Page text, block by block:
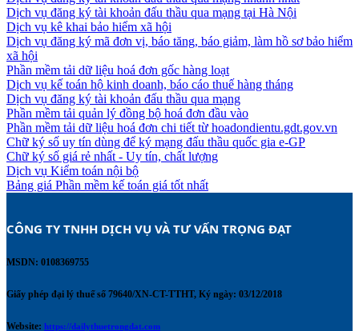
Dịch vụ đăng ký tài khoản đấu thầu qua mạng tại Hà Nội
Dịch vụ kê khai bảo hiểm xã hội
Dịch vụ đăng ký mã đơn vị, báo tăng, báo giảm, làm hồ sơ bảo hiểm
xã hội
Phần mềm tải dữ liệu hoá đơn gốc hàng loạt
Dịch vụ kế toán hộ kinh doanh, báo cáo thuế hàng tháng
Dịch vụ đăng ký tài khoản đấu thầu qua mạng
Phần mềm tải quản lý đồng bộ hoá đơn đầu vào
Phần mềm tải dữ liệu hoá đơn chi tiết từ hoadondientu.gdt.gov.vn
Chữ ký số uy tín dùng để ký mạng đấu thầu quốc gia e-GP
Chữ ký số giá rẻ nhất - Uy tín, chất lượng
Dịch vụ Kiểm toán nội bộ
Bảng giá Phần mềm kế toán giá tốt nhất
CÔNG TY TNHH DỊCH VỤ VÀ TƯ VẤN TRỌNG ĐẠT
MSDN: 0108369755
Giấy phép đại lý thuế số 79640/XN-CT-TTHT, Ký ngày: 03/12/2018
Website: https://dailythuetrongdat.com